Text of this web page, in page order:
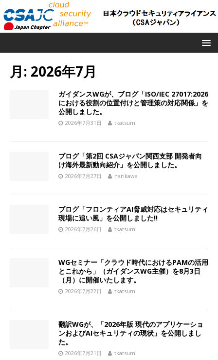
月: 2026年7月
ガイダンスWGが、ブログ「ISO/IEC 27017:2026
における役割の位置付けと管理策の対応関係」を
公開しました。
2026年7月31日 tkatsumi
ブログ「第2回 CSAジャパン関西支部 開発者向
け海外最新動向紹介」を公開しました。
2026年7月27日 narikawa
ブログ「フロンティアAI脅威対応はセキュリティ
現場に追い風」を公開しました!!
2026年7月26日 tkatsumi
WGセミナー「クラウド時代におけるPAMの活用
とこれから」（ガイダンスWG主催）を8月3日
（月）に開催いたします。
2026年7月22日 tkatsumi
翻訳WGが、「2026年版 現代のアプリケーショ
ンおよびAIセキュリティの現状」を公開しまし
た。
2026年7月21日 tkatsumi